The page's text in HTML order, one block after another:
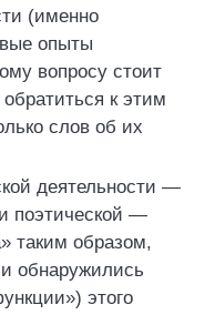
(именно
опыты
вопросу стоит
к этим
слов об их
деятельности —
поэтической —
таким образом,
обнаружились
этого